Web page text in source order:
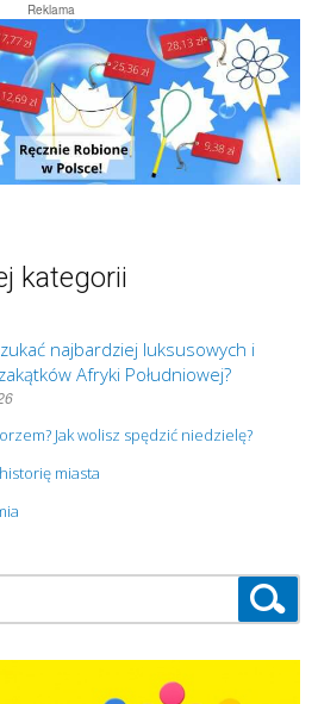
Reklama
kategorii
najbardziej luksusowych i
Afryki Południowej?
Jak wolisz spędzić niedzielę?
miasta